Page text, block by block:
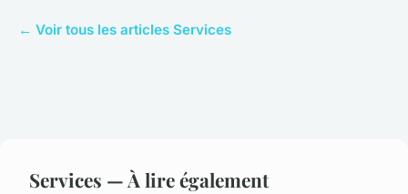
← Voir tous les articles Services
Services — À lire également